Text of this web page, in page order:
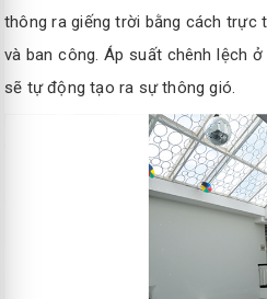
thông ra giếng trời bằng cách trực
và ban công. Áp suất chênh lệch
sẽ tự động tạo ra sự thông gió.